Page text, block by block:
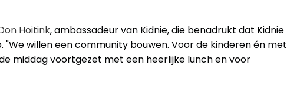
Hoitink, ambassadeur van Kidnie, die benadrukt dat Kidnie
willen een community bouwen. Voor de kinderen én met
middag voortgezet met een heerlijke lunch en voor